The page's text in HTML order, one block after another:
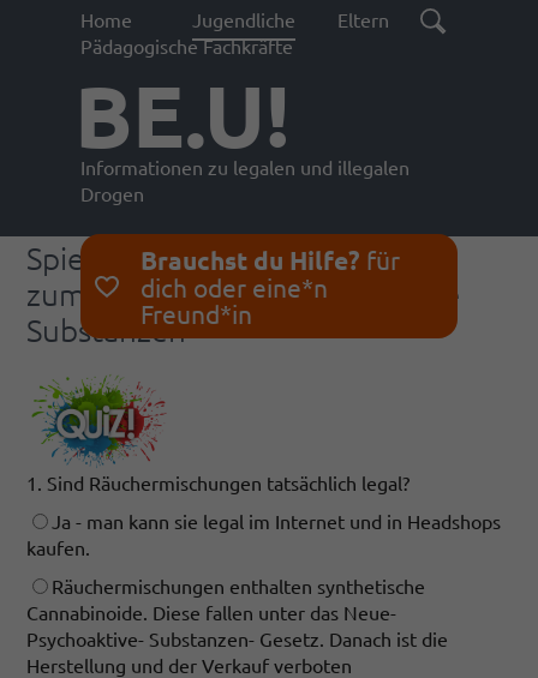
Home Jugendliche
Eltern
Pädagogische Fachkräfte
BE.U!
Informationen zu legalen und illegalen
Drogen
Brauchst du Hilfe? für
dich oder eine*n
Freund*in
Spielerisch Lernen - unser Quiz
zum Thema Neue Psycholaktive
Substanzen
1. Sind Räuchermischungen tatsächlich legal?
Ja - man kann sie legal im Internet und in Headshops
kaufen.
Räuchermischungen enthalten synthetische
Cannabinoide. Diese fallen unter das Neue-
Psychoaktive- Substanzen- Gesetz. Danach ist die
Herstellung und der Verkauf verboten